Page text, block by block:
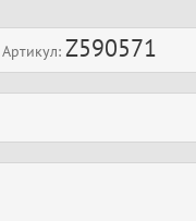
Артикул: Z590571